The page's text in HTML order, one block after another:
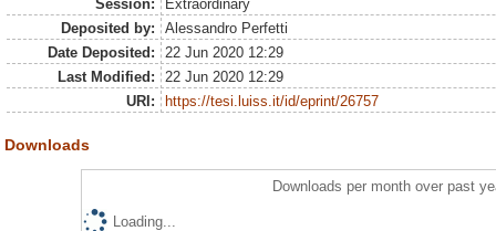
Session:
Extraordinary
Deposited by:
Alessandro Perfetti
Date Deposited:
22 Jun 2020 12:29
Last Modified:
22 Jun 2020 12:29
URI:
https://tesi.luiss.it/id/eprint/26757
Downloads
Downloads per month over past
Loading...